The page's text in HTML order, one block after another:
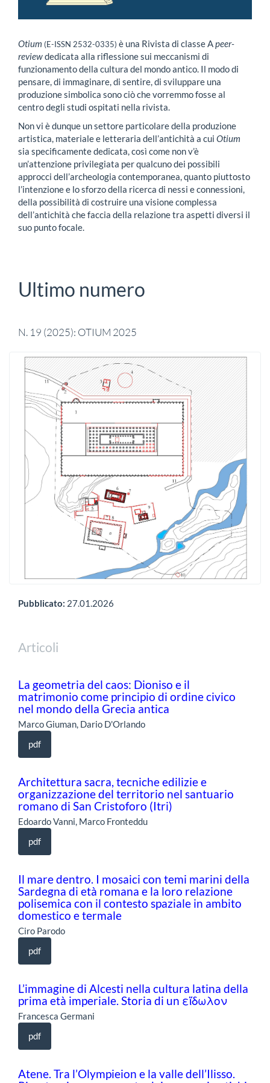
Otium (E-ISSN 2532-0335) è una Rivista di classe Apeer-
reviewdedicata alla riflessione sui meccanismi di
funzionamento della cultura del mondo antico. Il modo di
pensare, di immaginare, di sentire, di sviluppare una
produzione simbolica sono ciò che vorremmo fosse al
centro degli studi ospitati nella rivista.
Non vi è dunque un settore particolare della produzione
artistica, materiale e letteraria dell’antichità a cui Otium
sia specificamente dedicata, così come non v’è
un’attenzione privilegiata per qualcuno dei possibili
approcci dell’archeologia contemporanea, quanto piuttosto
l’intenzione e lo sforzo della ricerca di nessi e connessioni,
della possibilità di costruire una visione complessa
dell’antichità che faccia della relazione tra aspetti diversi il
suo punto focale.
Ultimo numero
N. 19 (2025): OTIUM 2025
Pubblicato: 27.01.2026
Articoli
La geometria del caos: Dioniso e il
matrimonio come principio di ordine civico
nel mondo della Grecia antica
Marco Giuman, Dario D'Orlando
pdf
Architettura sacra, tecniche edilizie e
organizzazione del territorio nel santuario
romano di San Cristoforo (Itri)
Edoardo Vanni, Marco Fronteddu
pdf
Il mare dentro. I mosaici con temi marini della
Sardegna di età romana e la loro relazione
polisemica con il contesto spaziale in ambito
domestico e termale
Ciro Parodo
pdf
L’immagine di Alcesti nella cultura latina della
prima età imperiale. Storia di un εἴδωλον
Francesca Germani
pdf
Atene. Tra l’Olympieion e la valle dell’Ilisso.